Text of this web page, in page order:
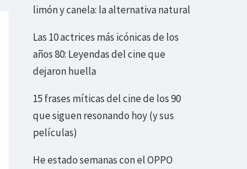
limón y canela: la alternativa natural
Las 10 actrices más icónicas de los
años 80: Leyendas del cine que
dejaron huella
15 frases míticas del cine de los 90
que siguen resonando hoy (y sus
películas)
He estado semanas con el OPPO